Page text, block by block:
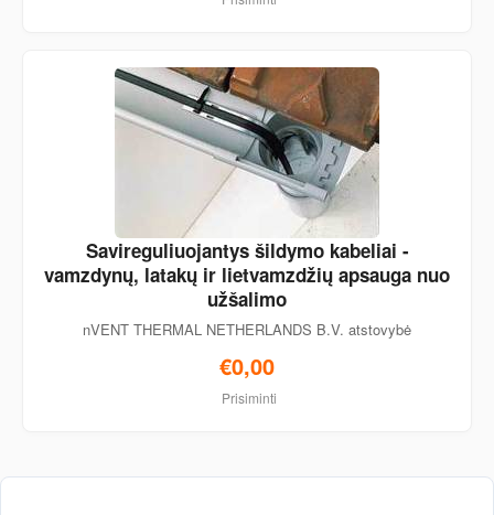
Savireguliuojantys šildymo kabeliai -
vamzdynų, latakų ir lietvamzdžių apsauga nuo
užšalimo
nVENT THERMAL NETHERLANDS B.V. atstovybė
€0,00
Prisiminti